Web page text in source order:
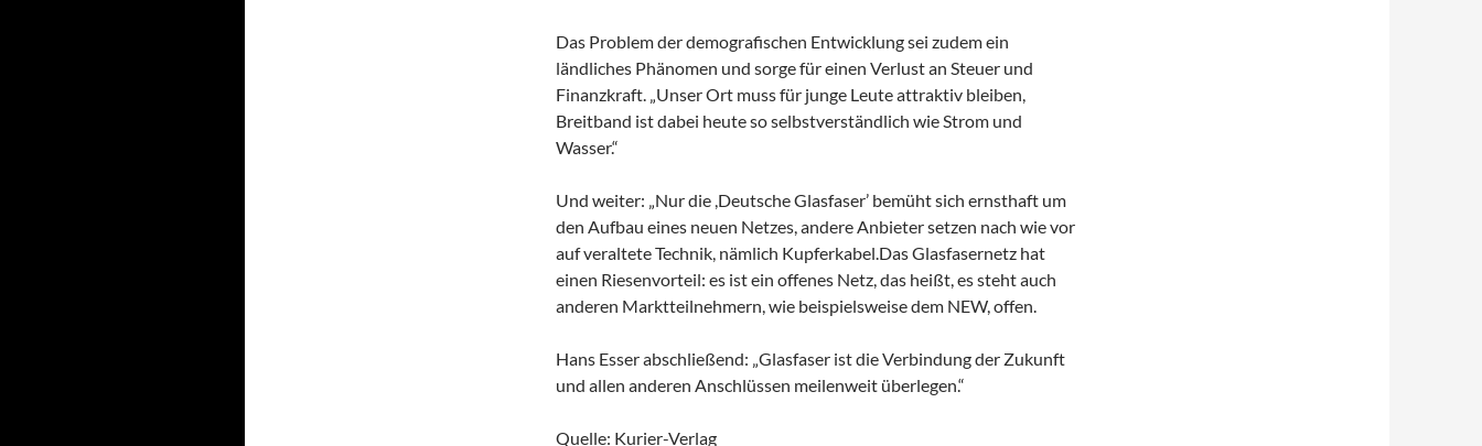
Das Problem der demografischen Entwicklung sei zudem ein
ländliches Phänomen und sorge für einen Verlust an Steuer und
Finanzkraft. „Unser Ort muss für junge Leute attraktiv bleiben,
Breitband ist dabei heute so selbstverständlich wie Strom und
Wasser.“
Und weiter: „Nur die ,Deutsche Glasfaser’ bemüht sich ernsthaft um
den Aufbau eines neuen Netzes, andere Anbieter setzen nach wie vor
auf veraltete Technik, nämlich Kupferkabel.Das Glasfasernetz hat
einen Riesenvorteil: es ist ein offenes Netz, das heißt, es steht auch
anderen Marktteilnehmern, wie beispielsweise dem NEW, offen.
Hans Esser abschließend: „Glasfaser ist die Verbindung der Zukunft
und allen anderen Anschlüssen meilenweit überlegen.“
Quelle: Kurier-Verlag